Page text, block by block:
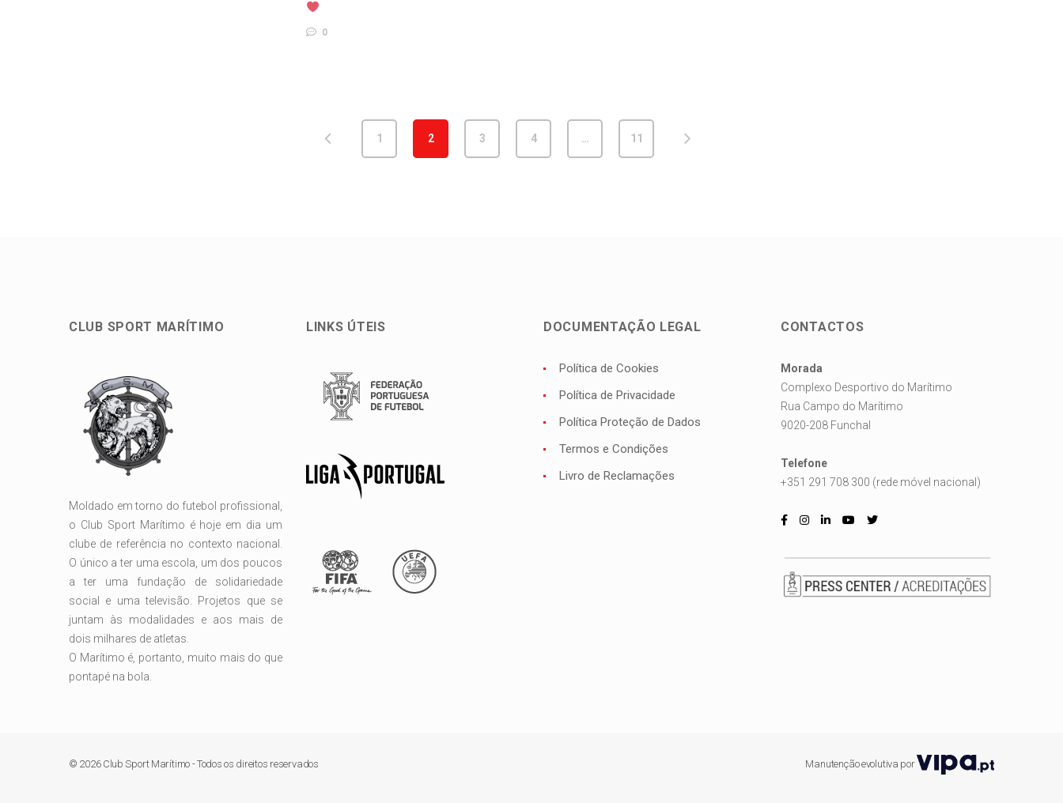
0
1 2 3 4 … 11
CLUB SPORT MARÍTIMO
Moldado em torno do futebol profissional,
o Club Sport Marítimo é hoje em dia um
clube de referência no contexto nacional.
O único a ter uma escola, um dos poucos
a ter uma fundação de solidariedade
social e uma televisão. Projetos que se
juntam às modalidades e aos mais de
dois milhares de atletas.
O Marítimo é, portanto, muito mais do que
pontapé na bola.
LINKS ÚTEIS DOCUMENTAÇÃO LEGAL
Política de Cookies
Política de Privacidade
Política Proteção de Dados
Termos e Condições
Livro de Reclamações
CONTACTOS
Morada
Complexo Desportivo do Marítimo
Rua Campo do Marítimo
9020-208 Funchal
Telefone
+351 291 708 300 (rede móvel nacional)
© 2026 Club Sport Marítimo - Todos os direitos reservados Manutenção evolutiva por